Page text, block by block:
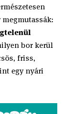
bor kerül
friss,
egy nyári